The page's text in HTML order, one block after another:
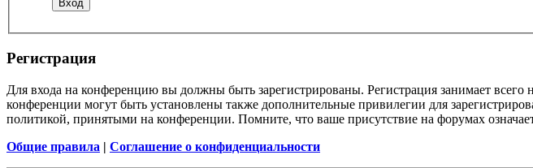
Регистрация
Для входа на конференцию вы должны быть зарегистрированы. Регистрация занимает
конференции могут быть установлены также дополнительные привилегии для
политикой, принятыми на конференции. Помните, что ваше присутствие на форумах
Общие правила | Соглашение о конфиденциальности